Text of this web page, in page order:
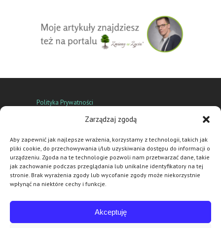
Zarządzaj zgodą
Aby zapewnić jak najlepsze wrażenia, korzystamy z technologii, takich jak
pliki cookie, do przechowywania i/lub uzyskiwania dostępu do informacji o
urządzeniu. Zgoda na te technologie pozwoli nam przetwarzać dane, takie
jak zachowanie podczas przeglądania lub unikalne identyfikatory na tej
stronie. Brak wyrażenia zgody lub wycofanie zgody może niekorzystnie
wpłynąć na niektóre cechy i funkcje.
Akceptuję
Polityka Prywatności
3 ważne wartości mojej oferty
Life coaching,biznes coaching,coaching kariery,
impact coaching
szkolenia i prelekcje
Spotkania coachingowe w takich miastach jak:
Gdynia, Sopot, Gdańsk.Coaching online